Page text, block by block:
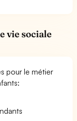
vie sociale
pour le métier